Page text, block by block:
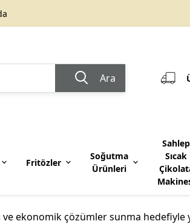
Ara
Fritözler
Soğutma
Ürünleri
Sahlep
Sıcak
Blender
ekonomik çözümler sunma hedefiyle